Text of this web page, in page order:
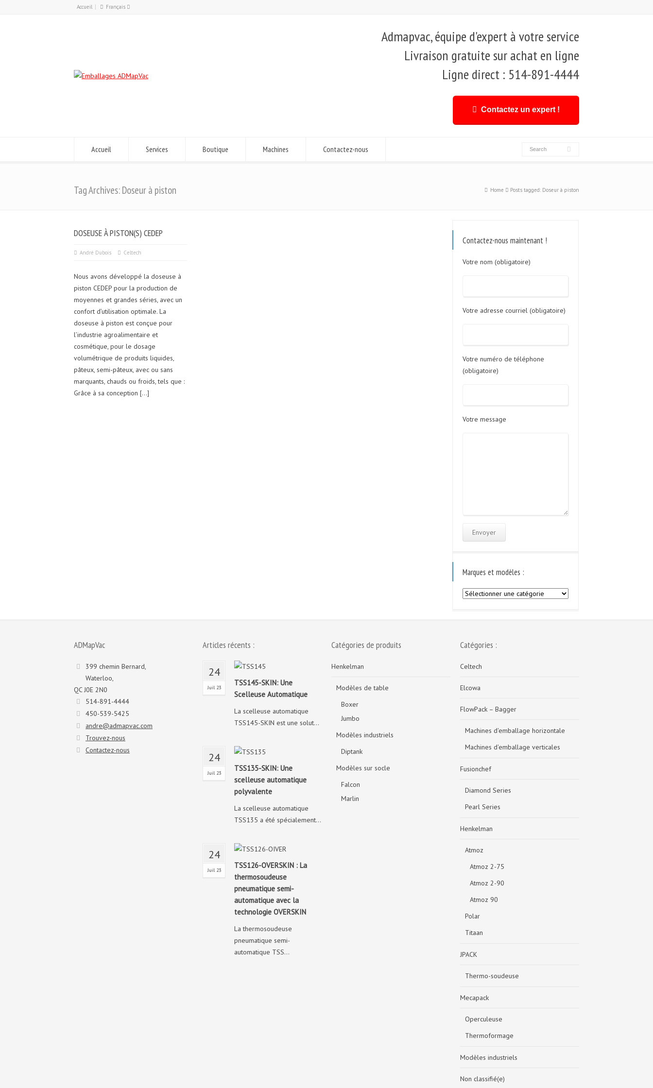
Accueil
Français
Admapvac, équipe d'expert à votre service
Livraison gratuite sur achat en ligne
Ligne direct : 514-891-4444
Contactez un expert !
Accueil Services Boutique Machines Contactez-nous
Tag Archives: Doseur à piston Home Posts tagged: Doseur à piston
DOSEUSE À PISTON(S) CEDEP
André Dubois Celtech
Nous avons développé la doseuse à
piston CEDEP pour la production de
moyennes et grandes séries, avec un
confort d’utilisation optimale. La
doseuse à piston est conçue pour
l’industrie agroalimentaire et
cosmétique, pour le dosage
volumétrique de produits liquides,
pâteux, semi-pâteux, avec ou sans
marquants, chauds ou froids, tels que :
Grâce à sa conception […]
Contactez-nous maintenant !
Votre nom (obligatoire)
Votre adresse courriel (obligatoire)
Votre numéro de téléphone
(obligatoire)
Votre message
Marques et modèles :
Marques
ADMapVac
399 chemin Bernard,
Waterloo,
QC J0E 2N0
514-891-4444
450-539-5425
andre@admapvac.com
Trouvez-nous
Contactez-nous
Articles récents :
24
Juil 23
TSS145-SKIN: Une
Scelleuse Automatique
La scelleuse automatique
TSS145-SKIN est une solut...
24
Juil 23
TSS135-SKIN: Une
scelleuse automatique
polyvalente
La scelleuse automatique
TSS135 a été spécialement...
24
Juil 23
TSS126-OVERSKIN : La
thermosoudeuse
pneumatique semi-
automatique avec la
technologie OVERSKIN
La thermosoudeuse
pneumatique semi-
automatique TSS...
Catégories de produits
Henkelman
Modèles de table
Boxer
Jumbo
Modèles industriels
Diptank
Modèles sur socle
Falcon
Marlin
Catégories :
Celtech
Elcowa
FlowPack – Bagger
Machines d'emballage horizontale
Machines d'emballage verticales
Fusionchef
Diamond Series
Pearl Series
Henkelman
Atmoz
Atmoz 2-75
Atmoz 2-90
Atmoz 90
Polar
Titaan
JPACK
Thermo-soudeuse
Mecapack
Operculeuse
Thermoformage
Modèles industriels
Non classifié(e)